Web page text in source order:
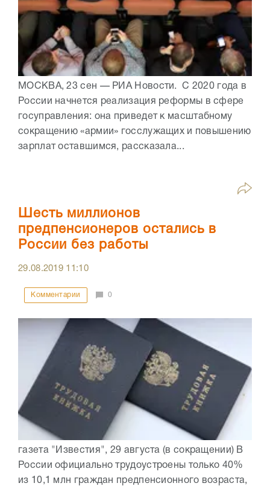
МОСКВА, 23 сен — РИА Новости. С 2020 года в
России начнется реализация реформы в сфере
госуправления: она приведет к масштабному
сокращению «армии» госслужащих и повышению
зарплат оставшимся, рассказала...
Шесть миллионов
предпенсионеров остались в
России без работы
29.08.2019 11:10
Комментарии 0
газета "Известия", 29 августа (в сокращении) В
России официально трудоустроены только 40%
из 10,1 млн граждан предпенсионного возраста,